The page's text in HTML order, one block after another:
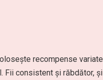
recompense
Fii consistent și răbdător, și